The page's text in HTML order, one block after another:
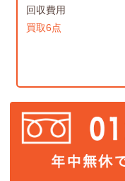
回収費用
買取6点